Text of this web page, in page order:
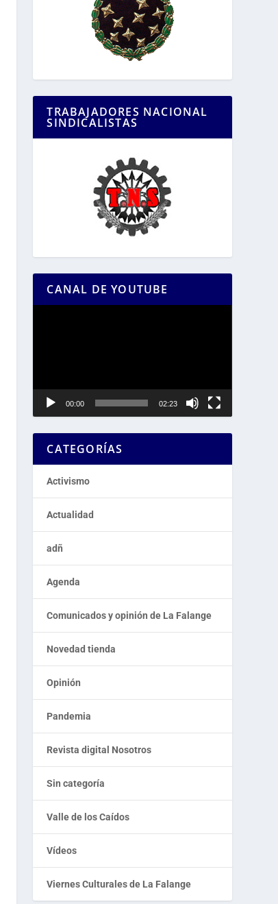
TRABAJADORES NACIONAL
SINDICALISTAS
CANAL DE YOUTUBE
00:00 02:23
CATEGORÍAS
Activismo
Actualidad
adñ
Agenda
Comunicados y opinión de La Falange
Novedad tienda
Opinión
Pandemia
Revista digital Nosotros
Sin categoría
Valle de los Caídos
Vídeos
Viernes Culturales de La Falange